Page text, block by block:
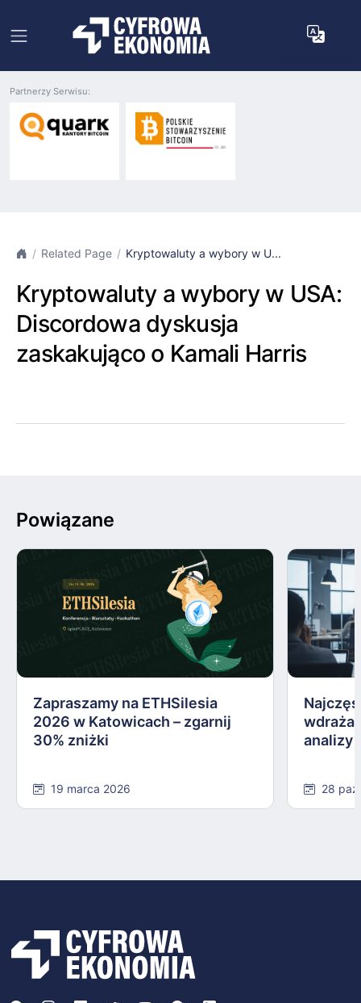
Partnerzy Serwisu:
Related Page Kryptowaluty a wybory w U...
Kryptowaluty a wybory w USA:
Discordowa dyskusja
zaskakująco o Kamali Harris
Powiązane
Zapraszamy na ETHSilesia
2026 w Katowicach – zgarnij
30% zniżki
19 marca 2026
analizy
28